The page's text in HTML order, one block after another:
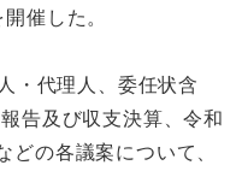
催した。
・代理人、委任状含
告及び収支決算、令和
の各議案について、